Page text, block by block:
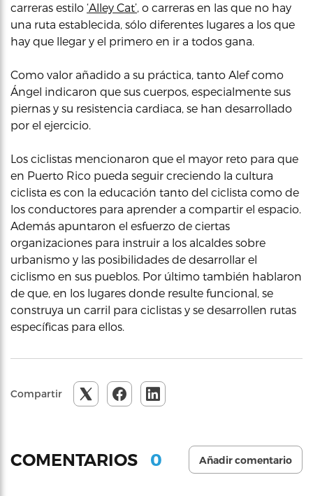
carreras estilo ‘Alley Cat’, o carreras en las que no hay
una ruta establecida, sólo diferentes lugares a los que
hay que llegar y el primero en ir a todos gana.
Como valor añadido a su práctica, tanto Alef como
Ángel indicaron que sus cuerpos, especialmente sus
piernas y su resistencia cardiaca, se han desarrollado
por el ejercicio.
Los ciclistas mencionaron que el mayor reto para que
en Puerto Rico pueda seguir creciendo la cultura
ciclista es con la educación tanto del ciclista como de
los conductores para aprender a compartir el espacio.
Además apuntaron el esfuerzo de ciertas
organizaciones para instruir a los alcaldes sobre
urbanismo y las posibilidades de desarrollar el
ciclismo en sus pueblos. Por último también hablaron
de que, en los lugares donde resulte funcional, se
construya un carril para ciclistas y se desarrollen rutas
específicas para ellos.
Compartir
COMENTARIOS 0 Añadir comentario